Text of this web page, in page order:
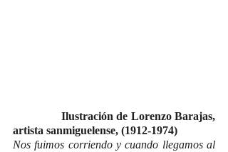
Ilustración de Lorenzo Barajas,
artista sanmiguelense, (1912-1974)
Nos fuimos corriendo y cuando llegamos al